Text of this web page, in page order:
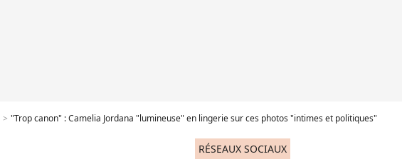
"Trop canon" : Camelia Jordana "lumineuse" en lingerie sur ces photos "intimes et politiques"
RÉSEAUX SOCIAUX